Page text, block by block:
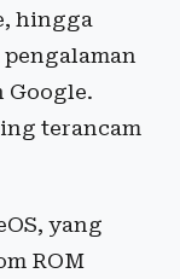
hingga
Google.
terancam
yang
ROM